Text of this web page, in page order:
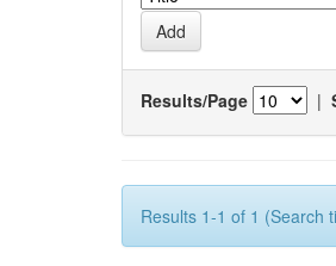
Results/Page |
Results 1-1 of 1 (Search